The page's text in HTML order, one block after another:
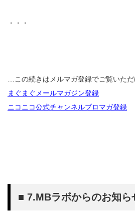
・・・
…この続きはメルマガ登録でご覧いただ
まぐまぐメールマガジン登録
ニコニコ公式チャンネルブロマガ登録
■ 7.MBラボからのお知ら